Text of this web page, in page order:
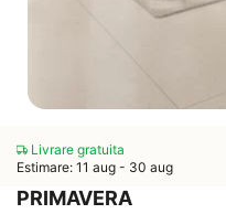
Livrare gratuita
Estimare: 11 aug - 30 aug
PRIMAVERA